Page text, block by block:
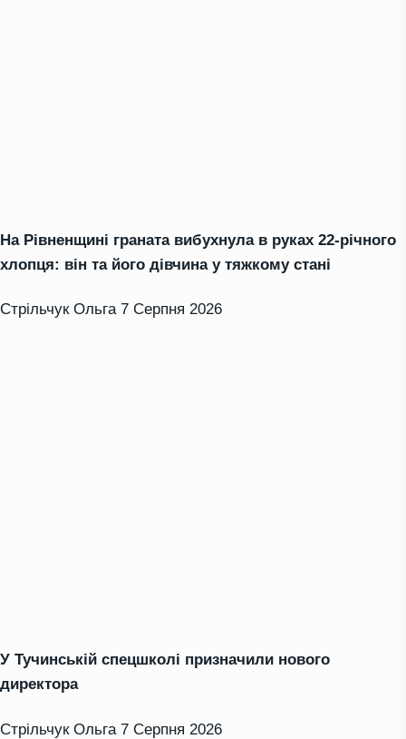
На Рівненщині граната вибухнула в руках 22-річного
хлопця: він та його дівчина у тяжкому стані
Стрільчук Ольга 7 Серпня 2026
У Тучинській спецшколі призначили нового
директора
Стрільчук Ольга 7 Серпня 2026